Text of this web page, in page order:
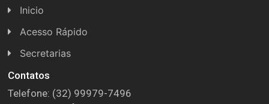
Inicio
Acesso Rápido
Concursos
Conselhos
Espera Feliz Antigamente
Secretarias
Licitações
Secretaria de Esportes
Contatos
Telefone: (32) 99979-7496